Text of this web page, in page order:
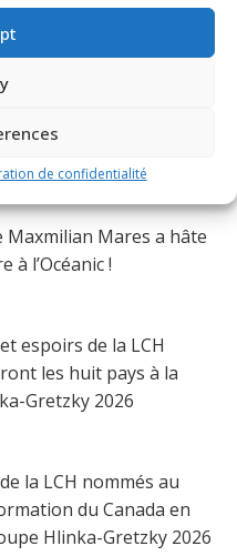
de confidentialité
devient partenaire
LCH, de la WHL, de l’OHL
Maxmilian Mares a hâte
à l’Océanic !
espoirs de la LCH
les huit pays à la
Gretzky 2026
la LCH nommés au
du Canada en
Hlinka-Gretzky 2026